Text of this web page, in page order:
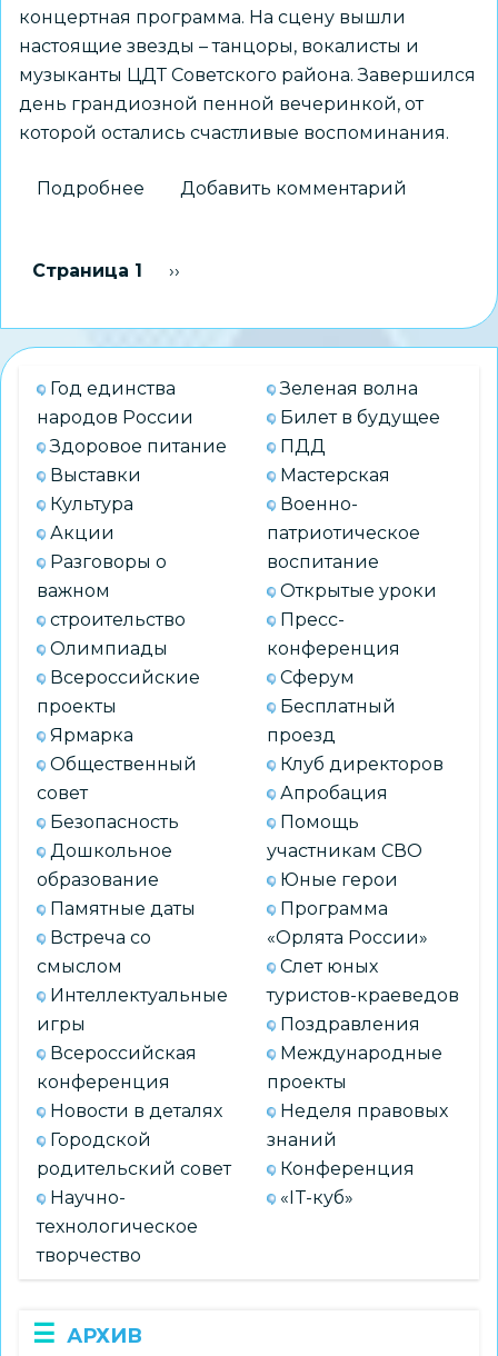
концертная программа. На сцену вышли
настоящие звезды – танцоры, вокалисты и
музыканты ЦДТ Советского района. Завершился
день грандиозной пенной вечеринкой, от
которой остались счастливые воспоминания.
Подробнее
детей
Советском
Добавить комментарий
Нумерация
Страница 1 Следующая страница
››
Год единства
народов России
Здоровое питание
Выставки
Культура
Акции
Разговоры о
важном
строительство
Олимпиады
Всероссийские
проекты
Ярмарка
Общественный
совет
Безопасность
Дошкольное
образование
Памятные даты
Встреча со
смыслом
Интеллектуальные
игры
Всероссийская
конференция
Новости в деталях
Городской
родительский совет
Научно-
технологическое
творчество
Зеленая волна
Билет в будущее
ПДД
Мастерская
Военно-
патриотическое
воспитание
Открытые уроки
Пресс-
конференция
Сферум
Бесплатный
проезд
Клуб директоров
Апробация
Помощь
участникам СВО
Юные герои
Программа
«Орлята России»
Слет юных
туристов-краеведов
Поздравления
Международные
проекты
Неделя правовых
знаний
Конференция
«IT-куб»
АРХИВ